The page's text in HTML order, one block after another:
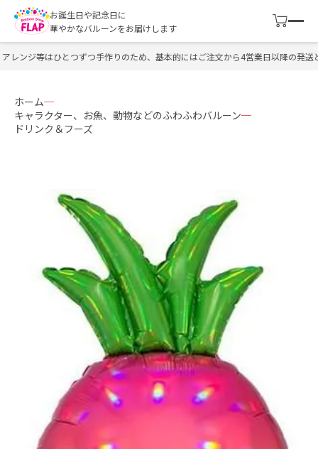
お誕生日や記念日に
華やかなバルーンをお届けします
レンジ等はひとつずつ手作りのため、基本的にはご注文から4営業日以降の発送
ホーム
キャラクター、お魚、動物などのふわふわバルーン
ドリンク＆フーズ